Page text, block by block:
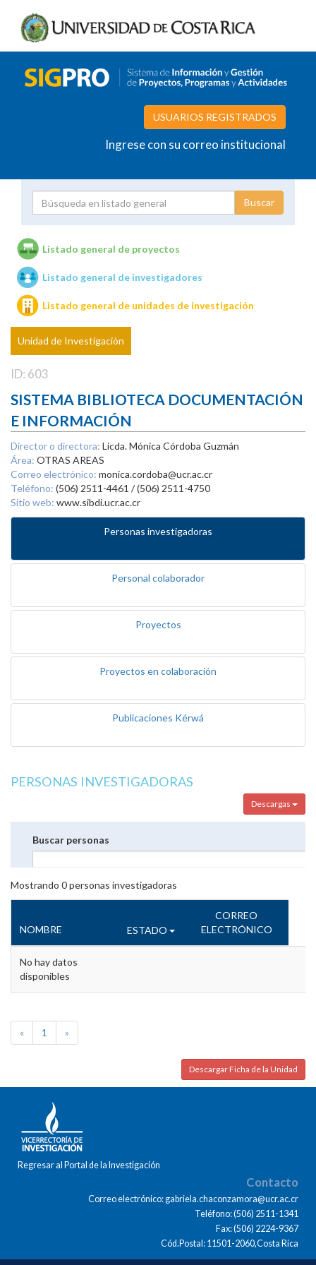
USUARIOS REGISTRADOS
Ingrese con su correo institucional
Unidades de investigación
Listado general de proyectos
Listado general de investigadores
Listado general de unidades de investigación
Unidad de Investigación
ID: 603
SISTEMA BIBLIOTECA DOCUMENTACIÓN
E INFORMACIÓN
Director o directora: Licda. Mónica Córdoba Guzmán
Área: OTRAS AREAS
Correo electrónico: monica.cordoba@ucr.ac.cr
Teléfono: (506) 2511-4461 / (506) 2511-4750
Sitio web: www.sibdi.ucr.ac.cr
Personas investigadoras
Personal colaborador
Proyectos
Proyectos en colaboración
Publicaciones Kérwá
PERSONAS INVESTIGADORAS
Descargas
Buscar personas
Mostrando 0personas investigadoras
NOMBRE ESTADO
CORREO
ELECTRÓNICO
No hay datos
disponibles
« 1 »
Descargar Ficha de la Unidad
Regresar al Portal de la Investigación
Contacto
Correo electrónico: gabriela.chaconzamora@ucr.ac.cr
Teléfono: (506) 2511-1341
Fax: (506) 2224-9367
Cód.Postal: 11501-2060,Costa Rica